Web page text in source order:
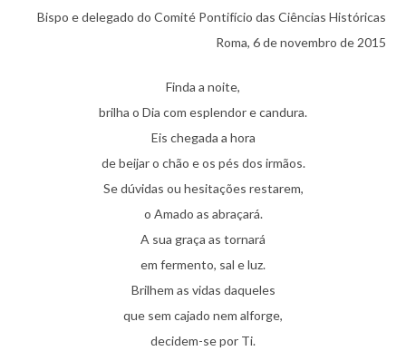
Bispo e delegado do Comité Pontifício das Ciências Históricas
Roma, 6 de novembro de 2015
Finda a noite,
brilha o Dia com esplendor e candura.
Eis chegada a hora
de beijar o chão e os pés dos irmãos.
Se dúvidas ou hesitações restarem,
o Amado as abraçará.
A sua graça as tornará
em fermento, sal e luz.
Brilhem as vidas daqueles
que sem cajado nem alforge,
decidem-se por Ti.